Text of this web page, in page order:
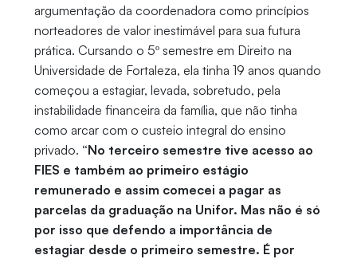
argumentação da coordenadora como princípios
norteadores de valor inestimável para sua futura
prática. Cursando o 5º semestre em Direito na
Universidade de Fortaleza, ela tinha 19 anos quando
começou a estagiar, levada, sobretudo, pela
instabilidade financeira da família, que não tinha
como arcar com o custeio integral do ensino
privado. “No terceiro semestre tive acesso ao
FIES e também ao primeiro estágio
remunerado e assim comecei a pagar as
parcelas da graduação na Unifor. Mas não é só
por isso que defendo a importância de
estagiar desde o primeiro semestre. É por